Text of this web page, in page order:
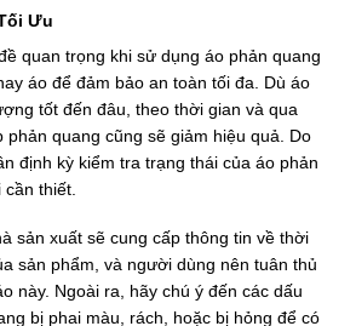
Ưu
quan trọng khi sử dụng áo phản quang
áo để đảm bảo an toàn tối đa. Dù áo
tốt đến đâu, theo thời gian và qua
phản quang cũng sẽ giảm hiệu quả. Do
định kỳ kiểm tra trạng thái của áo phản
thiết.
sản xuất sẽ cung cấp thông tin về thời
sản phẩm, và người dùng nên tuân thủ
này. Ngoài ra, hãy chú ý đến các dấu
bị phai màu, rách, hoặc bị hỏng để có